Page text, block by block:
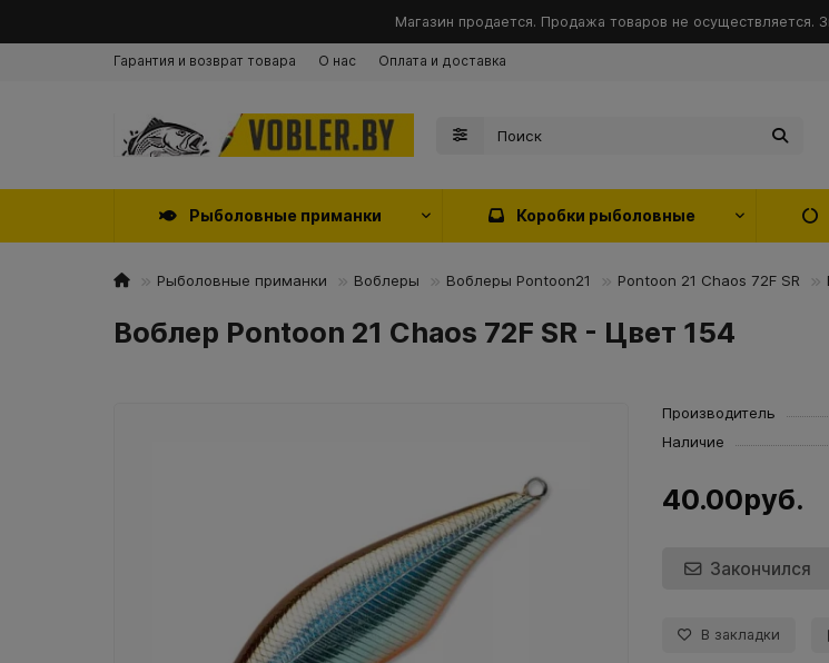
Магазин продается. Продажа товаров не осуществляется.
Гарантия и возврат товара О нас Оплата и доставка
Рыболовные приманки Коробки рыболовные
Рыболовные приманки Воблеры Воблеры Pontoon21 Pontoon 21 Chaos 72F SR
Воблер Pontoon 21 Chaos 72F SR - Цвет 154
Производитель
Наличие
40.00руб.
Закончился
В закладки